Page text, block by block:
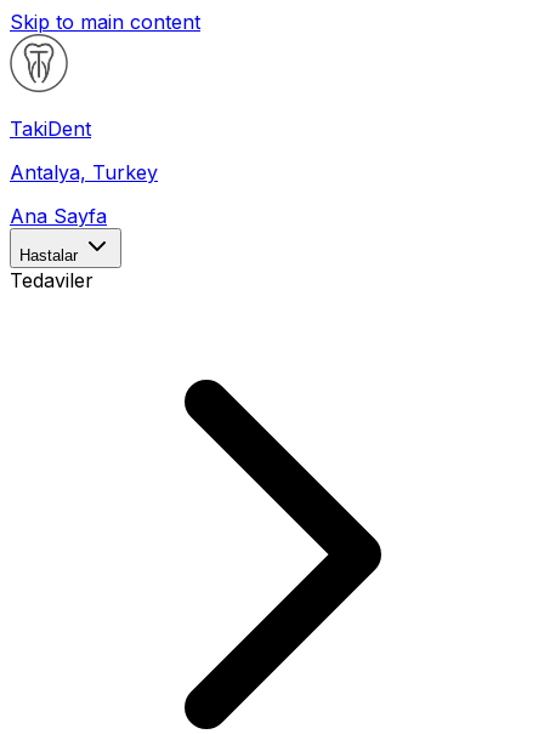
Skip to main content
TakiDent
Antalya, Turkey
Ana Sayfa
Hastalar
Tedaviler